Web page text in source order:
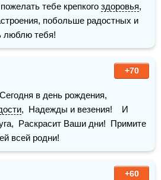
тебе крепкого здоровья,
побольше радостных и
люблю тебя!
+70
,  Надежды и везения!    И
Раскрасит Ваши дни!  Примите
всей родни!
+60